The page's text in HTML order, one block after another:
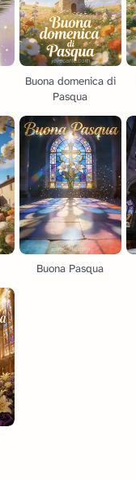
Buona domenica di
Pasqua
Buona Pasqua